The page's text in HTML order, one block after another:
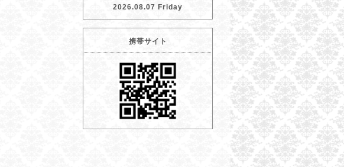
2026.08.07 Friday
携帯サイト